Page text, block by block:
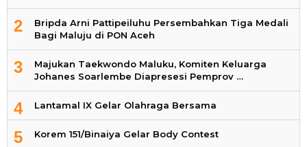
2
Bripda Arni Pattipeiluhu Persembahkan Tiga Medali
Bagi Maluju di PON Aceh
3
Majukan Taekwondo Maluku, Komiten Keluarga
Johanes Soarlembe Diapresesi Pemprov …
4 Lantamal IX Gelar Olahraga Bersama
5 Korem 151/Binaiya Gelar Body Contest